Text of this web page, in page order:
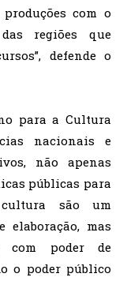
com o
regiões que
defende o
para a Cultura
nacionais e
não apenas
públicas para
são um
elaboração, mas
com poder de
o poder público